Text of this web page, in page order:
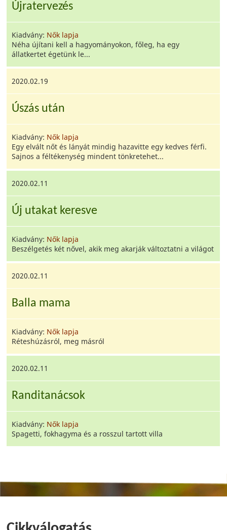
Újratervezés
Kiadvány: Nők lapja
Néha újítani kell a hagyományokon, főleg, ha egy
állatkertet égetünk le...
2020.02.19
Úszás után
Kiadvány: Nők lapja
Egy elvált nőt és lányát mindig hazavitte egy kedves férfi.
Sajnos a féltékenység mindent tönkretehet...
2020.02.11
Új utakat keresve
Kiadvány: Nők lapja
Beszélgetés két nővel, akik meg akarják változtatni a világot
2020.02.11
Balla mama
Kiadvány: Nők lapja
Réteshúzásról, meg másról
2020.02.11
Randitanácsok
Kiadvány: Nők lapja
Spagetti, fokhagyma és a rosszul tartott villa